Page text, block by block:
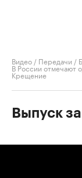
Видео / Передачи /
В России отмечают
Крещение
Выпуск